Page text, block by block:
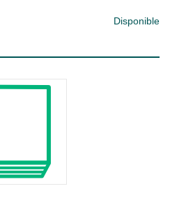
Disponible